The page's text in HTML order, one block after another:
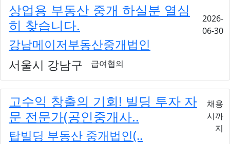
상업용 부동산 중개 하실분 열심
히 찾습니다.
강남메이저부동산중개법인
2026-
06-30
서울시 강남구 급여협의
고수익 창출의 기회! 빌딩 투자 자
문 전문가(공인중개사..
탑빌딩 부동산 중개법인(..
채용
시까
지